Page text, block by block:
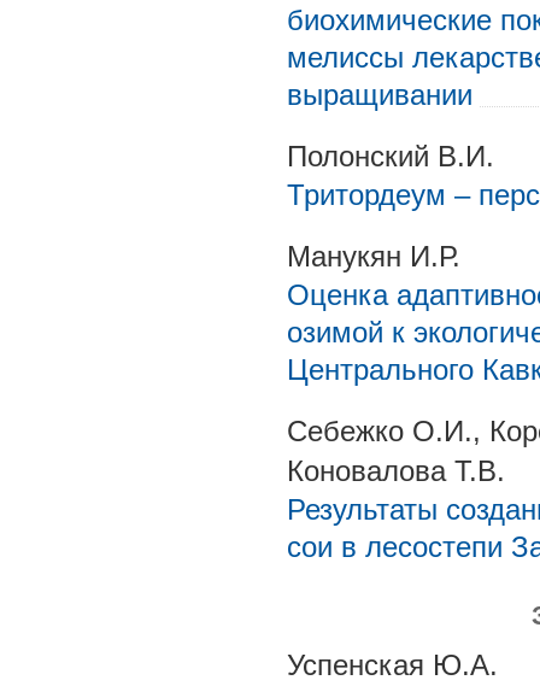
биохимические
мелиссы
выращивании
Полонский В.И.
Тритордеум –
Манукян И.Р.
Оценка
озимой к
Центрального
Себежко О.И.,
Коновалова Т.В.
Результаты
сои в лесостепи
Успенская Ю.А.